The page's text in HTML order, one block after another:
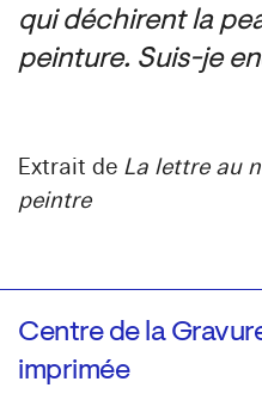
qui déchirent la
peinture. Suis-je
Extrait de La lettre au
peintre
Centre de la
imprimée